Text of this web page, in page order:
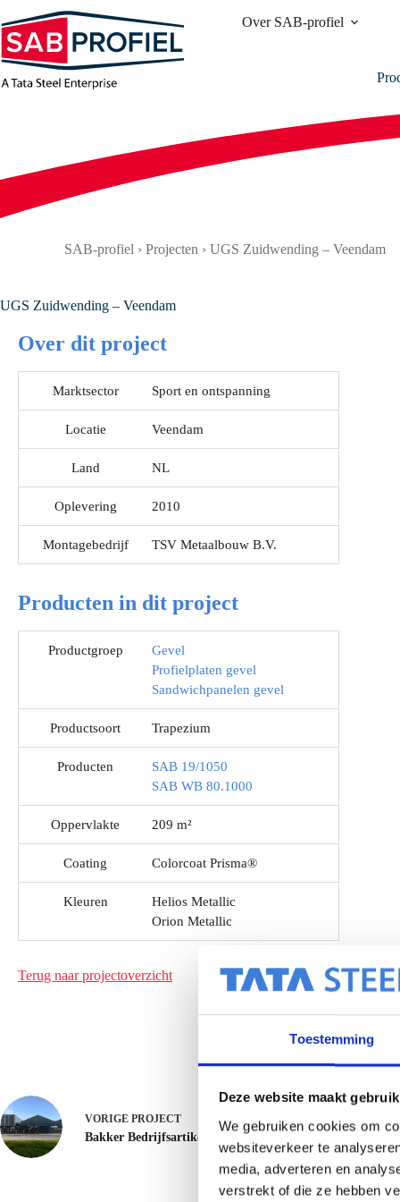
Toestemming
Deze website maakt
We gebruiken cookies om
websiteverkeer te
media, adverteren en
verstrekt of die ze hebben
naar
de
inhoud
Over SAB-profiel
SAB-profiel › Projecten › UGS Zuidwending – Veendam
UGS Zuidwending – Veendam
Over dit project
Marktsector Sport en ontspanning
Locatie Veendam
Land NL
Oplevering 2010
Montagebedrijf TSV Metaalbouw B.V.
Producten in dit project
Productgroep
Gevel
Profielplaten gevel
Sandwichpanelen gevel
Productsoort Trapezium
Producten
SAB 19/1050
SAB WB 80.1000
Oppervlakte 209 m²
Coating Colorcoat Prisma®
Kleuren
Helios Metallic
Orion Metallic
Terug naar projectoverzicht
VORIGE PROJECT
Bakker Bedrijfsartikelen renovatie - Urk